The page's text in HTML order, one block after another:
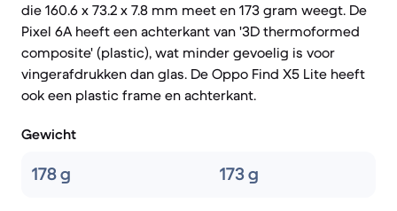
die 160.6 x 73.2 x 7.8 mm meet en 173 gram weegt. De
Pixel 6A heeft een achterkant van '3D thermoformed
composite' (plastic), wat minder gevoelig is voor
vingerafdrukken dan glas. De Oppo Find X5 Lite heeft
ook een plastic frame en achterkant.
Gewicht
178 g 173 g